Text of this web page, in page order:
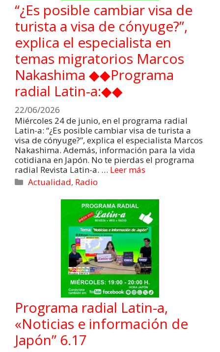
“¿Es posible cambiar visa de
turista a visa de cónyuge?”,
explica el especialista en
temas migratorios Marcos
Nakashima ◆◆Programa
radial Latin-a:◆◆
22/06/2026
Miércoles 24 de junio, en el programa radial
Latin-a: “¿Es posible cambiar visa de turista a
visa de cónyuge?”, explica el especialista Marcos
Nakashima. Además, información para la vida
cotidiana en Japón. No te pierdas el programa
radial Revista Latin-a. … Leer más
Actualidad, Radio
Programa radial Latin-a,
«Noticias e información de
Japón” 6.17